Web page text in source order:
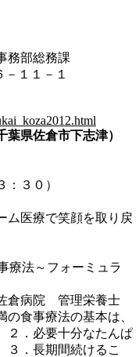
務部総務課
１１－１
県佐倉市下志津）
３０）
ム医療で笑顔を取り戻
法～フォーミュラ
倉病院 管理栄養士
食事療法の基本は、
２．必要十分なたんぱ
３．長期間続けるこ